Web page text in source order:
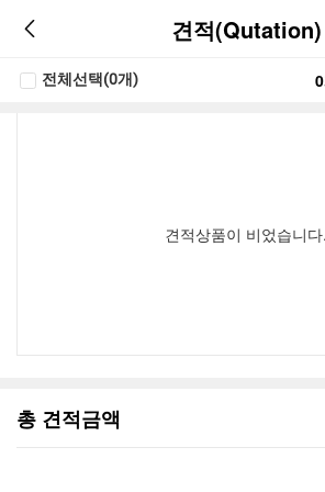
견적(Qutation)
전체선택(0개) 0
견적상품이 비었습니다.
총 견적금액